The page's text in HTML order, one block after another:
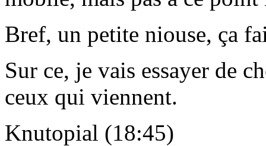
Bref, un petite niouse, ça
Sur ce, je vais essayer de
ceux qui viennent.
Knutopial (18:45)